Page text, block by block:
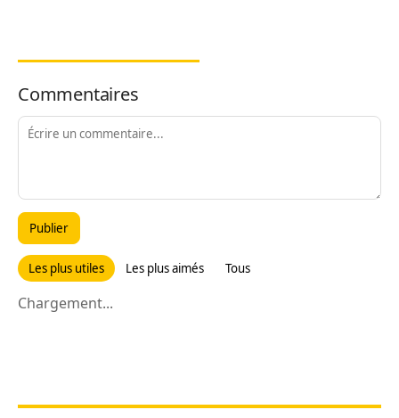
Commentaires
Publier
Les plus utiles Les plus aimés Tous
Chargement...